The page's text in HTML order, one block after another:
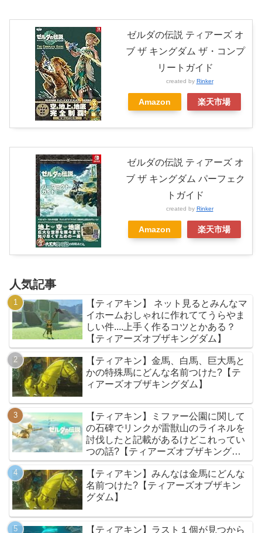
ゼルダの伝説 ティアーズ オ
ブ ザ キングダム ザ・コンプ
リートガイド
created by Rinker
Amazon 楽天市場
ゼルダの伝説 ティアーズ オ
ブ ザ キングダム パーフェク
トガイド
created by Rinker
Amazon 楽天市場
人気記事
【ティアキン】 ネット見るとみんなマ
イホームおしゃれに作れててうらやま
しい件....上手く作るコツとかある？
【ティアーズオブザキングダム】
【ティアキン】金馬、白馬、巨大馬と
かの特殊馬にどんな名前つけた?【テ
ィアーズオブザキングダム】
【ティアキン】ミファー公園に関して
の石碑でリンクが雷獣山のライネルを
討伐したと記載があるけどこれってい
つの話?【ティアーズオブザキングダ
ム】
【ティアキン】みんなは金馬にどんな
名前つけた?【ティアーズオブザキン
グダム】
【ティアキン】ラスト１個が見つから